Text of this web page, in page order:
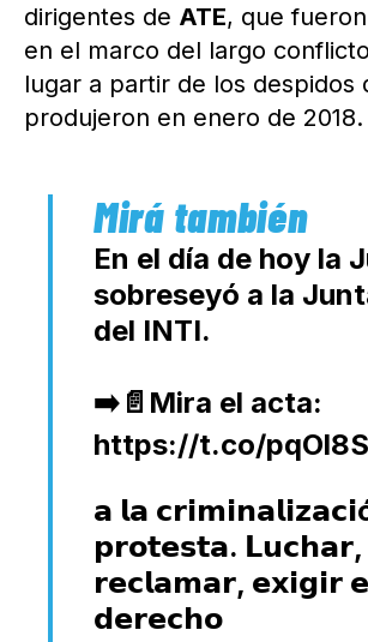
dirigentes de ATE, que
en el marco del largo
lugar a partir de los despidos
produjeron en enero de 2018.
En el día de hoy la
sobreseyó a la
del INTI.
➡️📄Mira el acta:
https://t.co/
𝗮 𝗹𝗮
𝗽𝗿𝗼𝘁𝗲𝘀𝘁𝗮. 𝗟𝘂𝗰𝗵𝗮𝗿,
𝗿𝗲𝗰𝗹𝗮𝗺𝗮𝗿, 𝗲𝘅𝗶𝗴𝗶𝗿
𝗱𝗲𝗿𝗲𝗰𝗵𝗼